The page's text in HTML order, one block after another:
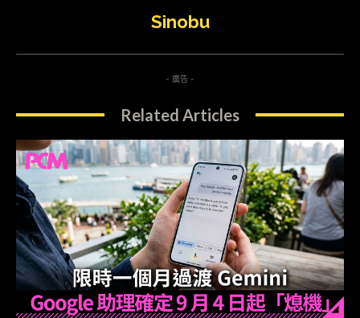
Sinobu
- 廣告 -
Related Articles